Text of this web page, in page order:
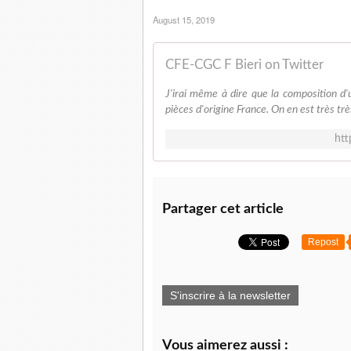
August 15, 2019
CFE-CGC F Bieri on Twitter
J'irai même à dire que la composition
pièces d'origine France. On en est très
Partager cet article
Repost
S'inscrire à la newsletter
Vous aimerez aussi :